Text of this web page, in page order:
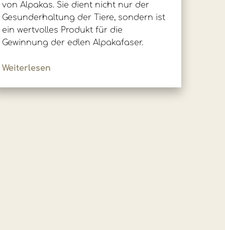
von Alpakas. Sie dient nicht nur der
Gesunderhaltung der Tiere, sondern ist
ein wertvolles Produkt für die
Gewinnung der edlen Alpakafaser.
Weiterlesen